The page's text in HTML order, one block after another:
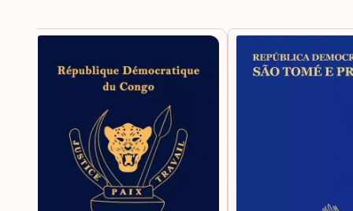
ترکمنستان
ترکیه
تونس
تونگا
جبل‌الطارق
جزایر تورکس و کایکوس